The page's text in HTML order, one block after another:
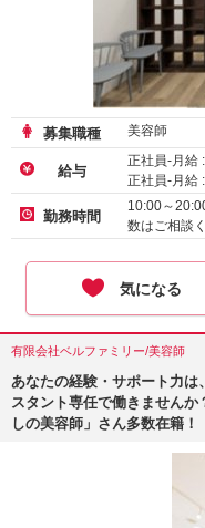
募集職種 美容師
給与
正社員-月給 :
正社員-月給 :
正社員-月給
勤務時間
10:00～
数はご相談
気になる
有限会社ベルファミリー/美容師
あなたの経験・サポート力
スタント専任で働きません
しの美容師」さん多数在籍！